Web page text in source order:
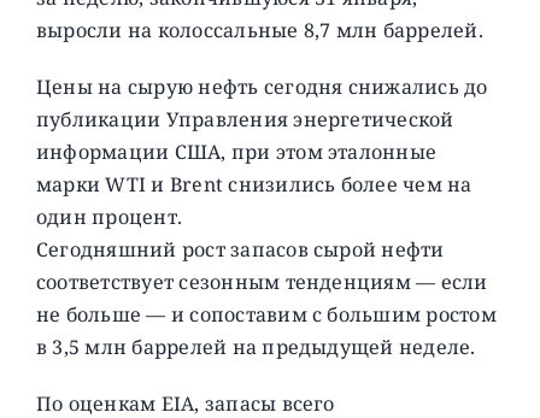
выросли на колоссальные 8,7 млн ​​баррелей.
Цены на сырую нефть сегодня снижались до
публикации Управления энергетической
информации США, при этом эталонные
марки WTI и Brent снизились более чем на
один процент.
Сегодняшний рост запасов сырой нефти
соответствует сезонным тенденциям — если
не больше — и сопоставим с большим ростом
в 3,5 млн баррелей на предыдущей неделе.
По оценкам EIA, запасы всего